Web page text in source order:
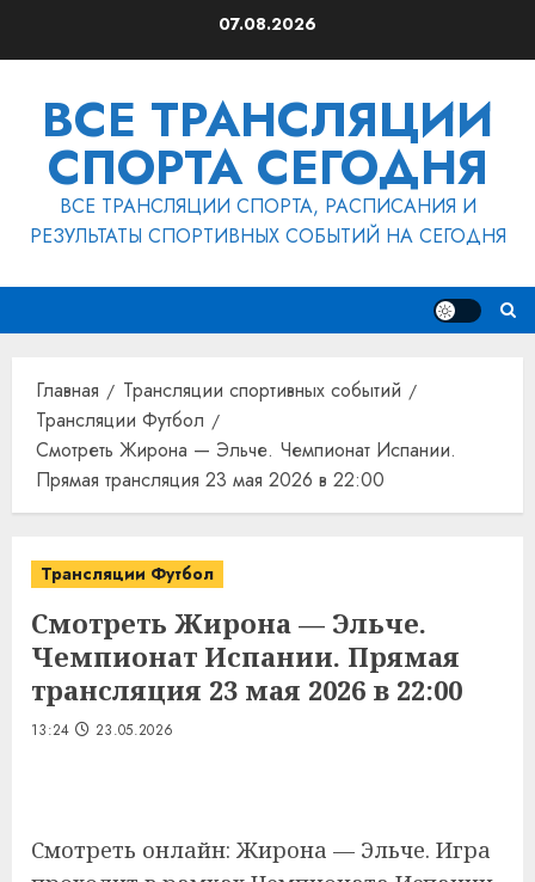
07.08.2026
ВСЕ ТРАНСЛЯЦИИ
СПОРТА СЕГОДНЯ
ВСЕ ТРАНСЛЯЦИИ СПОРТА, РАСПИСАНИЯ И
РЕЗУЛЬТАТЫ СПОРТИВНЫХ СОБЫТИЙ НА СЕГОДНЯ
Главная
Трансляции спортивных событий
Трансляции Футбол
Смотреть Жирона — Эльче. Чемпионат Испании.
Прямая трансляция 23 мая 2026 в 22:00
Трансляции Футбол
Смотреть Жирона — Эльче.
Чемпионат Испании. Прямая
трансляция 23 мая 2026 в 22:00
13:24 23.05.2026
Смотреть онлайн: Жирона — Эльче. Игра